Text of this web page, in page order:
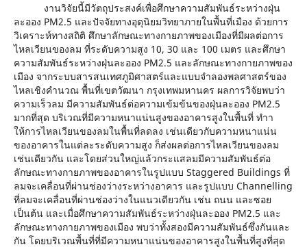
งานวิจัยนี้มีวัตถุประสงค์เพื่อศึกษาความสัมพันธ์ระหว่างฝุ่น
ละออง PM2.5 และปัจจัยทางอุตุนิยมวิทยาภายในพื้นที่เมือง ด้วยการ
วิเคราะห์ทางสถิติ ศึกษาลักษณะทางกายภาพของเมืองที่มีผลต่อการ
ไหลเวียนของลม ที่ระดับความสูง 10, 30 และ 100 เมตร และศึกษา
ความสัมพันธ์ระหว่างฝุ่นละออง PM2.5 และลักษณะทางกายภาพของ
เมือง จากระบบสารสนเทศภูมิศาสตร์และแบบจําลองพลศาสตร์ของ
ไหลเชิงคํานวณ พื้นที่เขตวัฒนา กรุงเทพมหานคร ผลการวิจัยพบว่า
ความเร็วลม มีความสัมพันธ์ต่อความเข้มข้นของฝุ่นละออง PM2.5
มากที่สุด บริเวณที่มีความหนาแน่นสูงของอาคารสูงในพื้นที่ ทําา
ให้การไหลเวียนของลมในพื้นที่ลดลง เช่นเดียวกับความหนาแน่น
ของอาคารในแต่ละระดับความสูง ก็ส่งผลต่อการไหลเวียนของลม
เช่นเดียวกัน และโดยส่วนใหญ่แล้วกระแสลมมีความสัมพันธ์ต่อ
ลักษณะทางกายภาพของอาคารในรูปแบบ Staggered Buildings ที่
ลมจะเคลื่อนที่ผ่านช่องว่างระหว่างอาคาร และรูปแบบ Channelling
ที่ลมจะเคลื่อนที่ผ่านช่องว่างในแนวเดียวกัน เช่น ถนน และซอย
เป็นต้น และเมื่อศึกษาความสัมพันธ์ระหว่างฝุ่นละออง PM2.5 และ
ลักษณะทางกายภาพของเมือง พบว่าทั้งสองมีความสัมพันธ์ซึ่งกันและ
กัน โดยบริเวณพื้นที่ที่มีความหนาแน่นของอาคารสูงในพื้นที่สูงที่สุด